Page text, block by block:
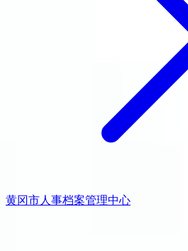
黄冈市人事档案管理中心